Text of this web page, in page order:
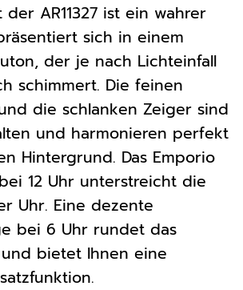
AR11327 ist ein wahrer
sich in einem
der je nach Lichteinfall
schimmert. Die feinen
die schlanken Zeiger sind
und harmonieren perfekt
Hintergrund. Das Emporio
12 Uhr unterstreicht die
Uhr. Eine dezente
bei 6 Uhr rundet das
bietet Ihnen eine